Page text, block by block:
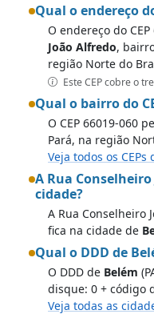
Qual o endereço
O endereço do
João Alfredo,
região Norte do
Este CEP cobre o
Qual o bairro do
O CEP 66019-060
Pará, na região
Veja todos os
A Rua
cidade?
A Rua Conselheiro
fica na cidade de
Qual o DDD de
O DDD de Belém
disque: 0 + código
Veja todas as